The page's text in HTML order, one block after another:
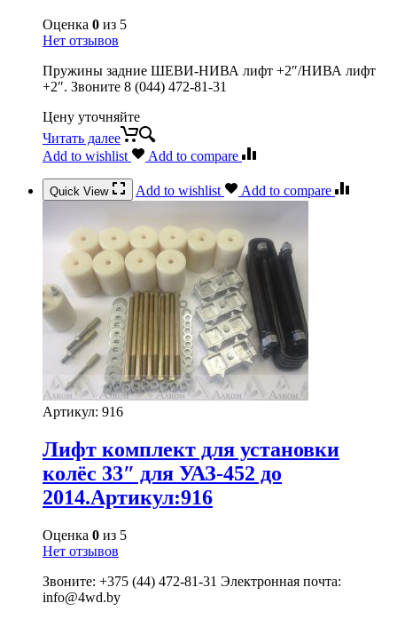
Оценка 0 из 5
Нет отзывов
Пружины задние ШЕВИ-НИВА лифт +2″/НИВА лифт
+2″. Звоните 8 (044) 472-81-31
Цену уточняйте
Читать далее
Add to wishlist
Add to compare
Quick View Add to wishlist Add to compare
Артикул: 916
Лифт комплект для установки
колёс 33″ для УАЗ-452 до
2014.Артикул:916
Оценка 0 из 5
Нет отзывов
Звоните: +375 (44) 472-81-31 Электронная почта:
info@4wd.by